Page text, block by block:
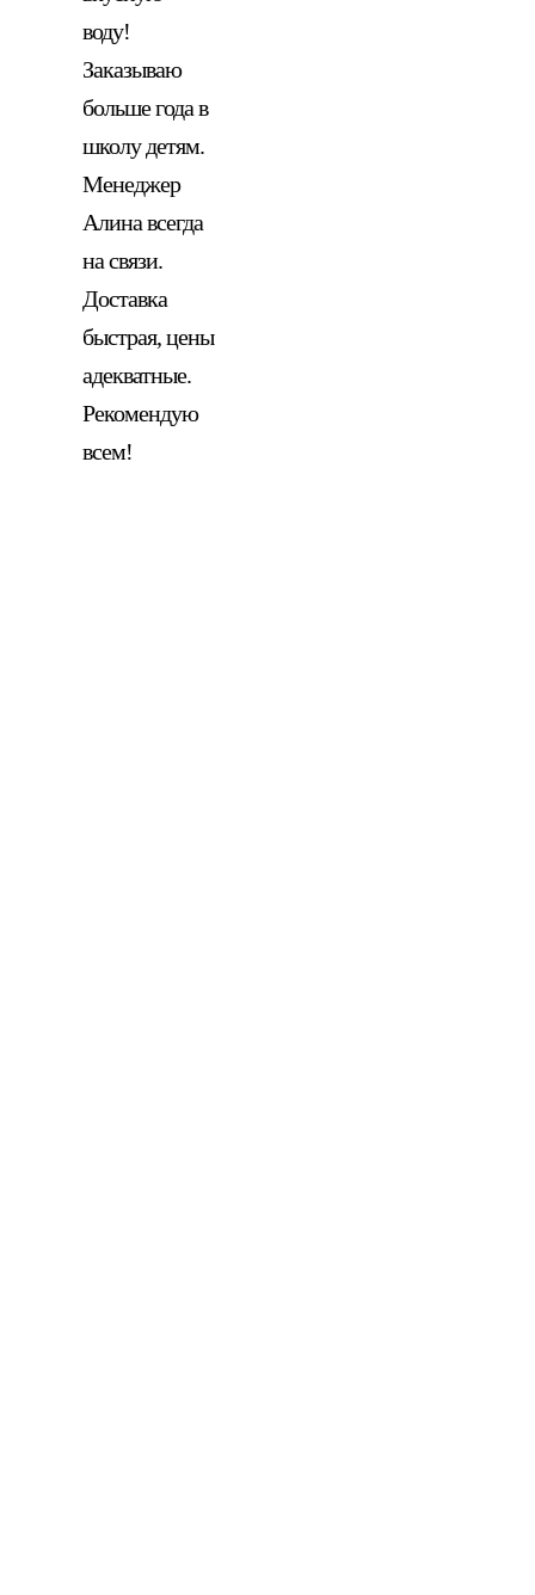
воду!
Заказываю
больше года в
школу детям.
Менеджер
Алина всегда
на связи.
Доставка
быстрая, цены
адекватные.
Рекомендую
всем!